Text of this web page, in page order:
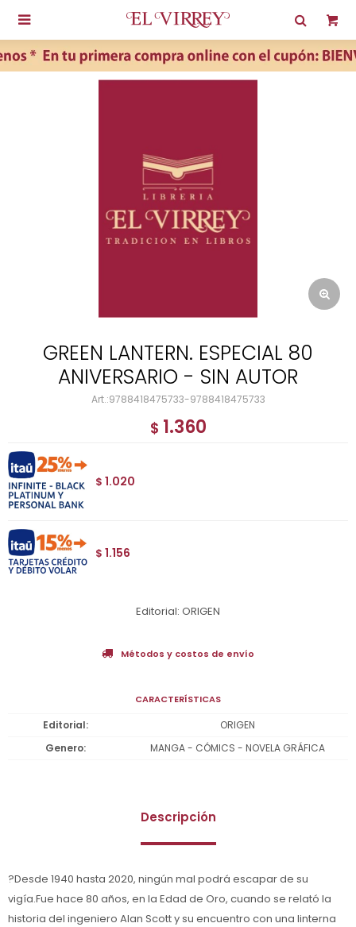

GREEN LANTERN. ESPECIAL 80
ANIVERSARIO - SIN AUTOR
9788418475733-9788418475733
$ 1.360
$ 1.020
$ 1.156
Editorial: ORIGEN
Métodos y costos de envío
CARACTERÍSTICAS
Editorial
ORIGEN
Genero
MANGA - CÓMICS - NOVELA GRÁFICA
Descripción
?Desde 1940 hasta 2020, ningún mal podrá escapar de su
vigía.Fue hace 80 años, en la Edad de Oro, cuando se relató la
historia del ingeniero Alan Scott y su encuentro con una linterna